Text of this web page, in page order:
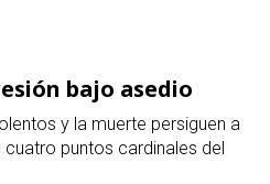
bajo asedio
y la muerte persiguen a
puntos cardinales del